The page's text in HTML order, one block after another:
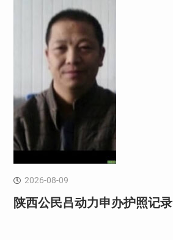
2026-08-09
陕西公民吕动力申办护照记录